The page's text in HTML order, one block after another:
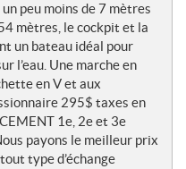
peu moins de 7 mètres
mètres, le cockpit et la
un bateau idéal pour
l’eau. Une marche en
en V et aux
295$ taxes en
1e, 2e et 3e
payons le meilleur prix
type d’échange